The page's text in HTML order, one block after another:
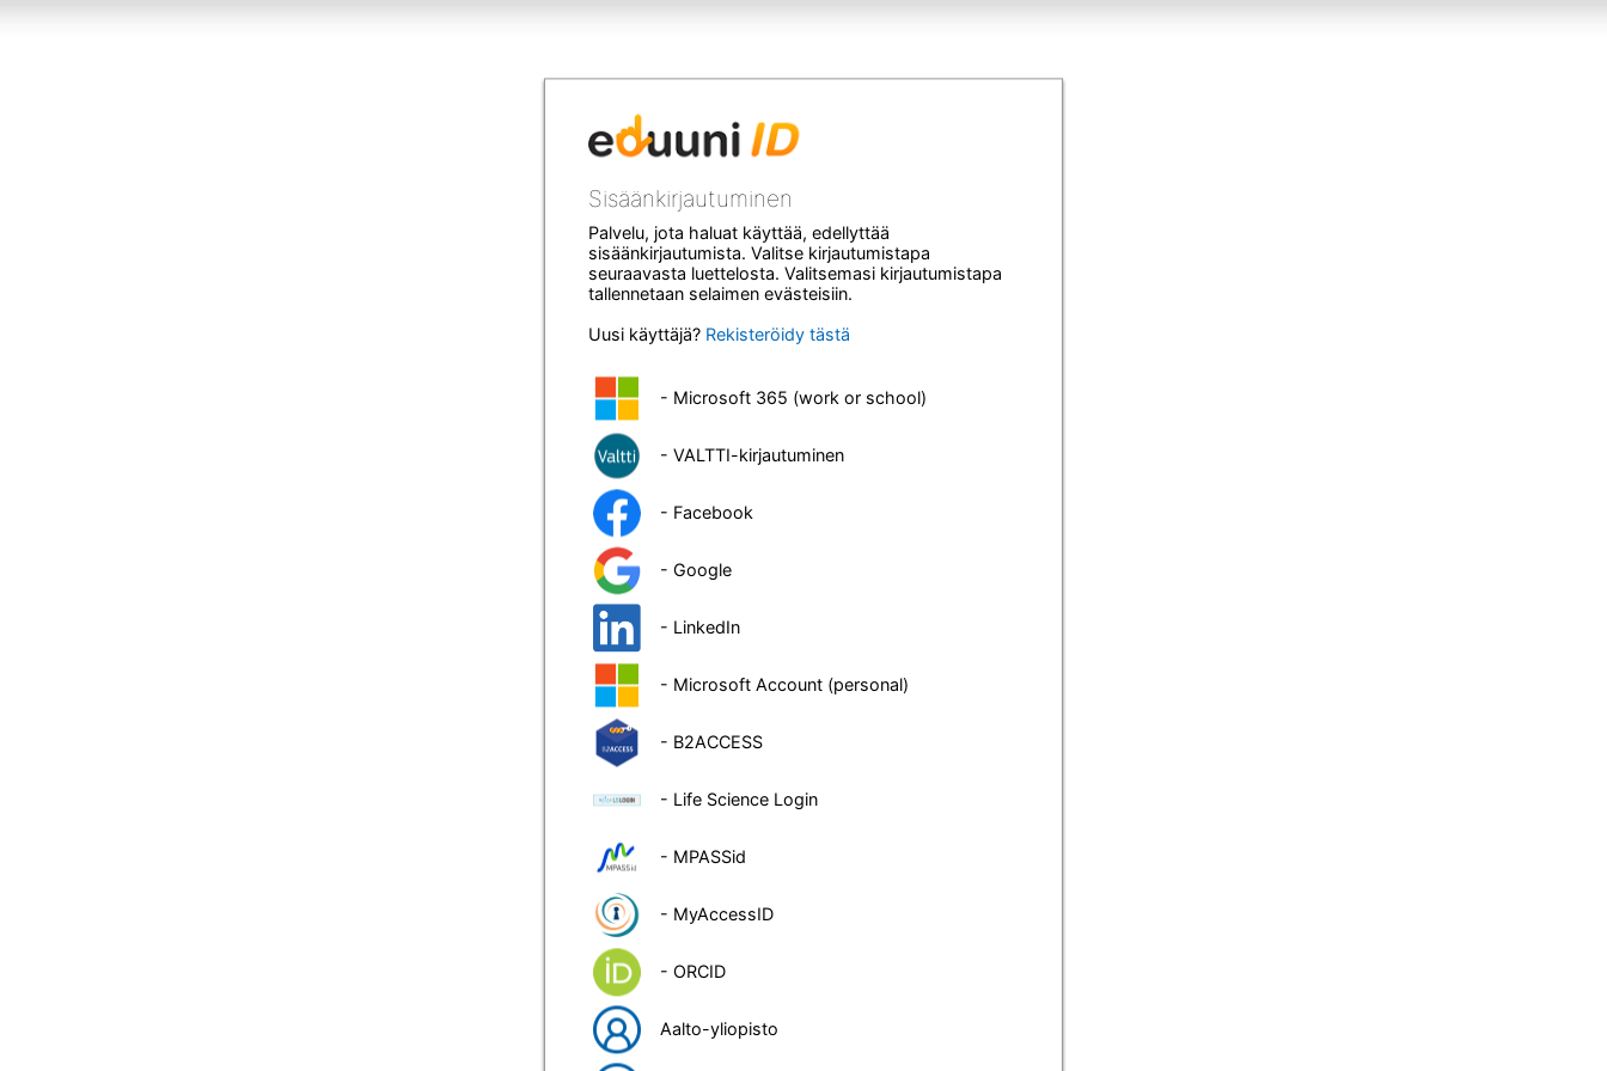
Sisäänkirjautuminen
Palvelu, jota haluat käyttää, edellyttää
sisäänkirjautumista. Valitse kirjautumistapa
seuraavasta luettelosta. Valitsemasi kirjautumistapa
tallennetaan selaimen evästeisiin.
Uusi käyttäjä? Rekisteröidy tästä
- Microsoft 365 (work or school)
- VALTTI-kirjautuminen
- Facebook
- Google
- LinkedIn
- Microsoft Account (personal)
- B2ACCESS
- Life Science Login
- MPASSid
- MyAccessID
- ORCID
Aalto-yliopisto